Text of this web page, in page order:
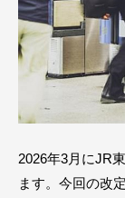
2026年3月にJR
ます。今回の改